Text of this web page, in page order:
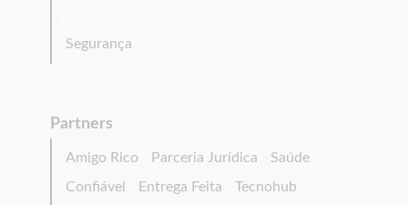
Segurança
Partners
Amigo Rico Parceria Jurídica
Saúde
Confiável
Entrega Feita Tecnohub